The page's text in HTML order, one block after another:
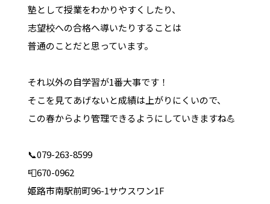
塾として授業をわかりやすくしたり、
志望校への合格へ導いたりすることは
普通のことだと思っています。
それ以外の自学習が1番大事です！
そこを見てあげないと成績は上がりにくいので、
この春からより管理できるようにしていきますね💪
📞079-263-8599
📮670-0962
姫路市南駅前町96-1サウスワン1F